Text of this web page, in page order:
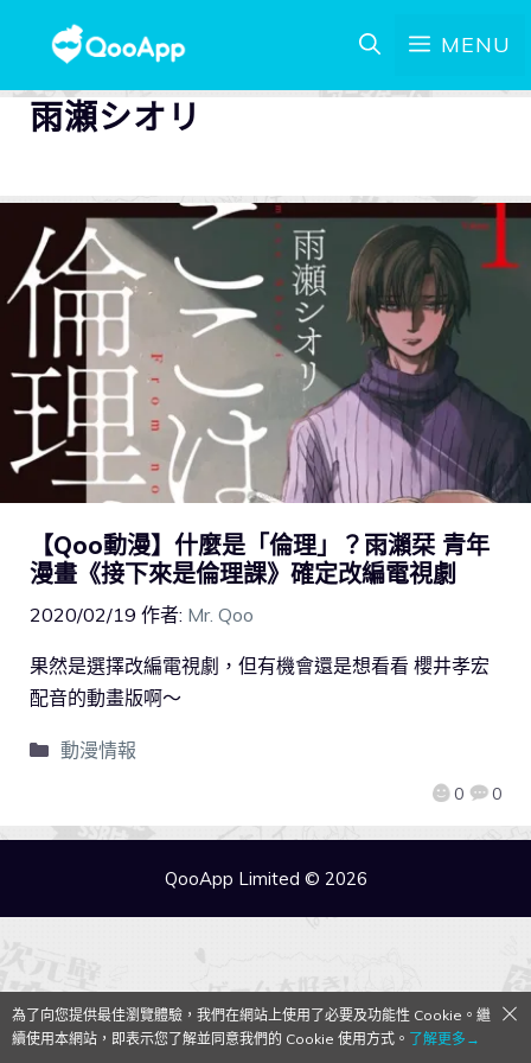
MENU
雨瀬シオリ
【Qoo動漫】什麼是「倫理」？雨瀨栞 青年
漫畫《接下來是倫理課》確定改編電視劇
2020/02/19 作者: Mr. Qoo
0 0
果然是選擇改編電視劇，但有機會還是想看看 櫻井孝宏
配音的動畫版啊～
動漫情報
QooApp Limited © 2026
為了向您提供最佳瀏覽體驗，我們在網站上使用了必要及功能性 Cookie。繼
續使用本網站，即表示您了解並同意我們的 Cookie 使用方式。 了解更多→